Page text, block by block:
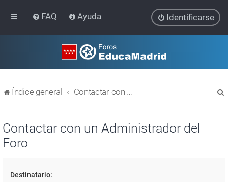
FAQ Ayuda Identificarse
Índice general Contactar con un Administrador del Foro
Contactar con un Administrador del
Foro
Destinatario: